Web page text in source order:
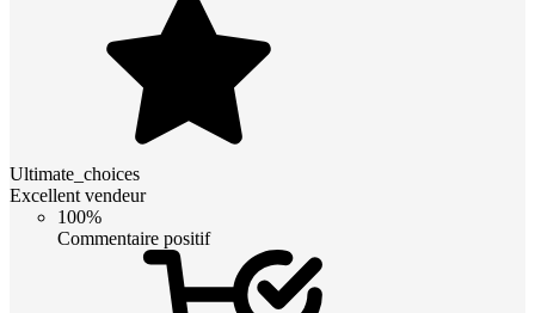
Ultimate_choices
Excellent vendeur
100%
Commentaire positif